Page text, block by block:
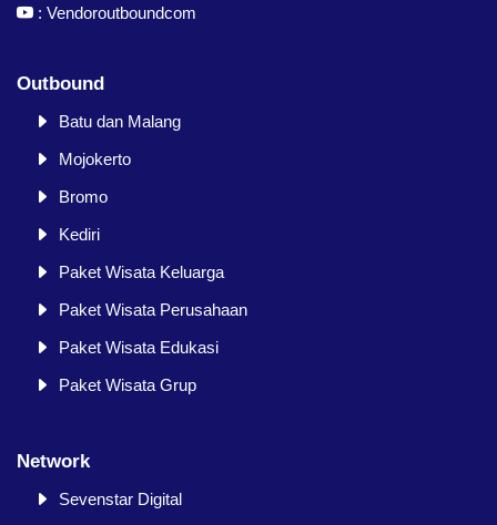
: Vendoroutboundcom
Outbound
Batu dan Malang
Mojokerto
Bromo
Kediri
Paket Wisata Keluarga
Paket Wisata Perusahaan
Paket Wisata Edukasi
Paket Wisata Grup
Network
Sevenstar Digital